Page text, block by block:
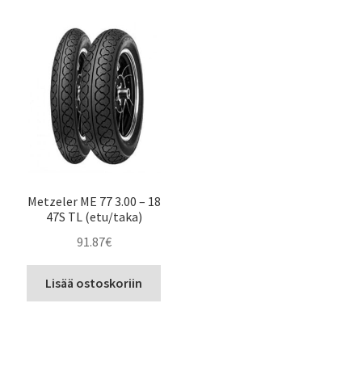
Metzeler ME 77 3.00 – 18
47S TL (etu/taka)
91.87€
Lisää ostoskoriin